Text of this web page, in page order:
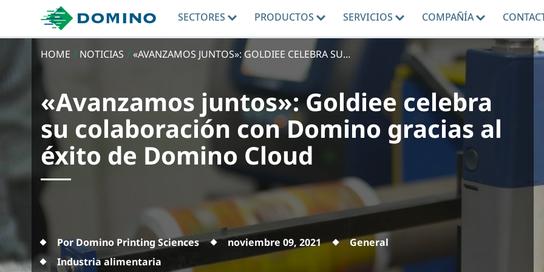
SECTORES PRODUCTOS SERVICIOS COMPAÑÍA
HOME / NOTICIAS /«AVANZAMOS JUNTOS»: GOLDIEE CELEBRA SU...
«Avanzamos juntos»: Goldiee celebra
su colaboración con Domino gracias al
éxito de Domino Cloud
Por Domino Printing Sciences noviembre 09, 2021
General
Industria alimentaria